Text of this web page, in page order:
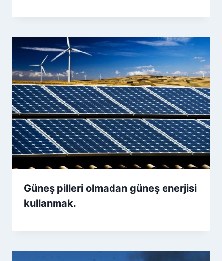
Güneş pilleri olmadan güneş enerjisi
kullanmak.